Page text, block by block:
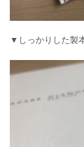
▼しっかりした製